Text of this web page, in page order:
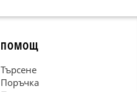
ПОМОЩ
Търсене
Поръчка